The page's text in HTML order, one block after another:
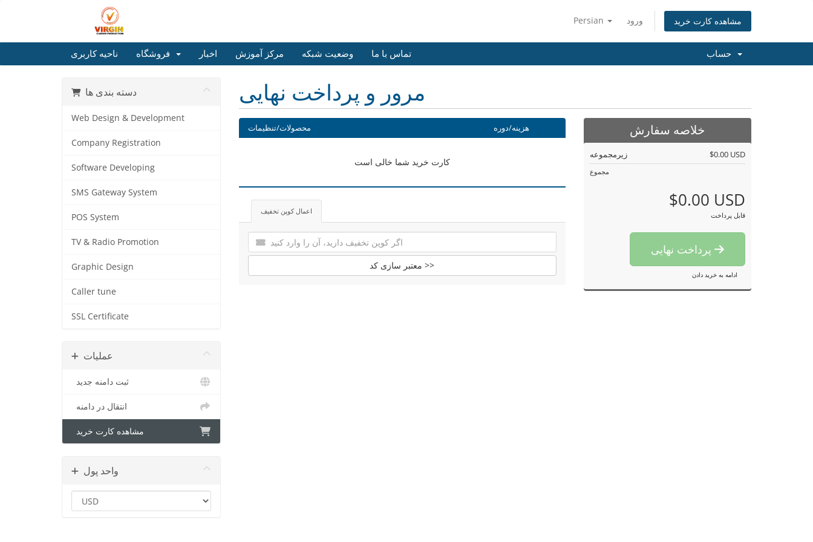
Persian ورود مشاهده کارت خرید
ناحیه کاربری اخبار مرکز آموزش وضعیت شبکه تماس با ما
دسته بندی ها
Web Design & Development
Company Registration
Software Developing
SMS Gateway System
POS System
TV & Radio Promotion
Graphic Design
Caller tune
SSL Certificate
عملیات
ثبت دامنه جدید
انتقال در دامنه
مشاهده کارت خرید
واحد پول
مرور و پرداخت نهایی
محصولات/تنظیمات هزینه/دوره
کارت خرید شما خالی است
اعمال کوپن تخفیف
معتبر سازی کد >>
خلاصه سفارش
زیرمجموعه $0.00 USD
مجموع
$0.00 USD
قابل پرداخت
ادامه به خرید دادن